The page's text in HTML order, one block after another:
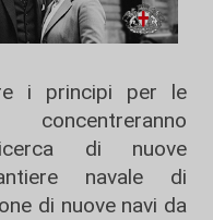
i principi per le
di nuove
navale di
di nuove navi da